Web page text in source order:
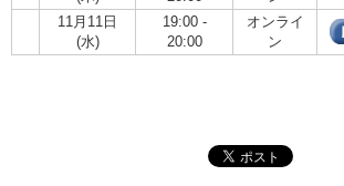
11月11日
(水)
19:00 -
20:00
オンライ
ン